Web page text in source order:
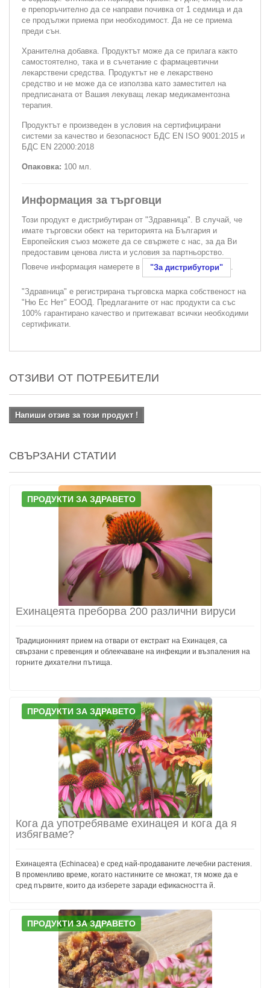
е препоръчително да се направи почивка от 1 седмица и да
се продължи приема при необходимост. Да не се приема
преди сън.
Хранителна добавка. Продуктът може да се прилага както
самостоятелно, така и в съчетание с фармацевтични
лекарствени средства. Продуктът не е лекарствено
средство и не може да се използва като заместител на
предписаната от Вашия лекуващ лекар медикаментозна
терапия.
Продуктът е произведен в условия на сертифицирани
системи за качество и безопасност БДС EN ISO 9001:2015 и
БДС EN 22000:2018
Опаковка: 100 мл.
Информация за търговци
Този продукт е дистрибутиран от "Здравница". В случай, че
имате търговски обект на територията на България и
Европейския съюз можете да се свържете с нас, за да Ви
предоставим ценова листа и условия за партньорство.
Повече информация намерете в
"За дистрибутори" .
"Здравница" е регистрирана търговска марка собственост на
"Ню Ес Нет" ЕООД. Предлаганите от нас продукти са със
100% гарантирано качество и притежават всички необходими
сертификати.
ОТЗИВИ ОТ ПОТРЕБИТЕЛИ
Напиши отзив за този продукт !
СВЪРЗАНИ СТАТИИ
ПРОДУКТИ ЗА ЗДРАВЕТО
Ехинацеята преборва 200 различни вируси
Традиционният прием на отвари от екстракт на Ехинацея, са
свързани с превенция и облекчаване на инфекции и възпаления на
горните дихателни пътища.
ПРОДУКТИ ЗА ЗДРАВЕТО
Кога да употребяваме ехинацея и кога да я
избягваме?
Ехинацеята (Echinacea) е сред най-продаваните лечебни растения.
В променливо време, когато настинките се множат, тя може да е
сред първите, които да изберете заради ефикасността й.
ПРОДУКТИ ЗА ЗДРАВЕТО